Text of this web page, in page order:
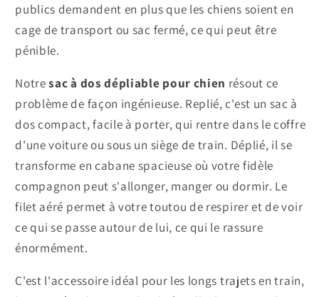
publics demandent en plus que les chiens soient en
cage de transport ou sac fermé, ce qui peut être
pénible.
Notresac à dos dépliable pour chien résout ce
problème de façon ingénieuse. Replié, c'est un sac à
dos compact, facile à porter, qui rentre dans le coffre
d'une voiture ou sous un siège de train. Déplié, il se
transforme en cabane spacieuse où votre fidèle
compagnon peut s'allonger, manger ou dormir. Le
filet aéré permet à votre toutou de respirer et de voir
ce qui se passe autour de lui, ce qui le rassure
énormément.
C'est l'accessoire idéal pour les longs trajets en train,